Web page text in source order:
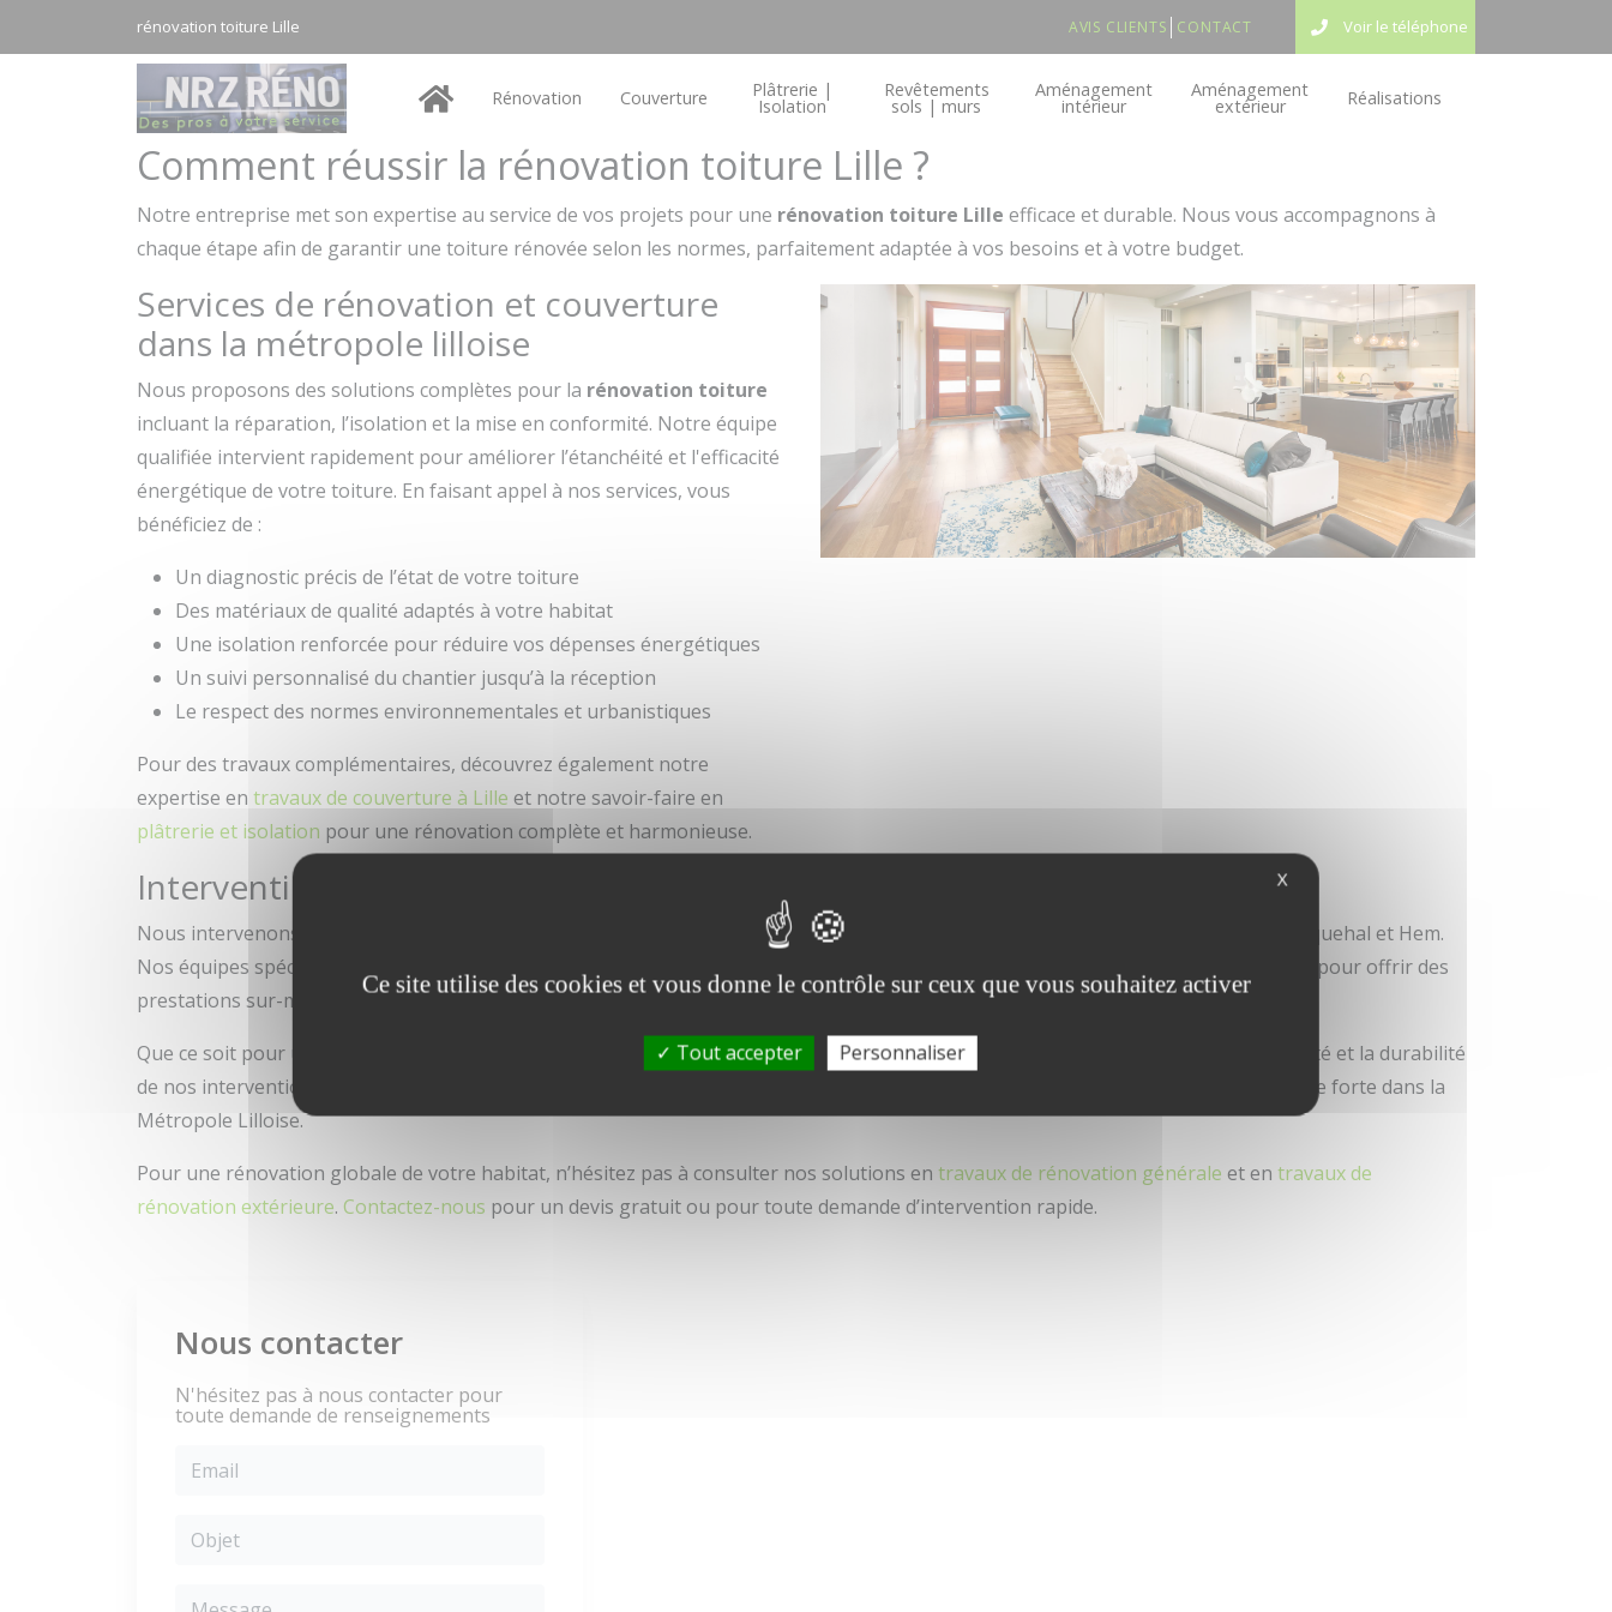
rénovation toiture Lille AVIS CLIENTS CONTACT Voir le téléphone
Rénovation Couverture Plâtrerie |
Isolation
Revêtements
sols | murs
Aménagement
intérieur
Aménagement
extérieur Réalisations
Comment réussir la rénovation toiture Lille ?
Notre entreprise met son expertise au service de vos projets pour une rénovation toiture Lille efficace et durable. Nous vous accompagnons à
chaque étape afin de garantir une toiture rénovée selon les normes, parfaitement adaptée à vos besoins et à votre budget.
Services de rénovation et couverture
dans la métropole lilloise
Nous proposons des solutions complètes pour la rénovation toiture
incluant la réparation, l’isolation et la mise en conformité. Notre équipe
qualifiée intervient rapidement pour améliorer l’étanchéité et l'efficacité
énergétique de votre toiture. En faisant appel à nos services, vous
bénéficiez de :
Un diagnostic précis de l’état de votre toiture
Des matériaux de qualité adaptés à votre habitat
Une isolation renforcée pour réduire vos dépenses énergétiques
Un suivi personnalisé du chantier jusqu’à la réception
Le respect des normes environnementales et urbanistiques
Pour des travaux complémentaires, découvrez également notre
expertise en travaux de couverture à Lille et notre savoir-faire en
plâtrerie et isolation pour une rénovation complète et harmonieuse.
Interventions en rénovation toiture autour de Lille et sa métropole
Nous intervenons dans tout le secteur de la
et ses environs, notamment à Mouvaux, Croix, Ronchin, Wasquehal et Hem.
Nos équipes spécialisées en
s’adaptent à chaque contexte local pour offrir des
prestations sur-mesure.
Que ce soit pour une
ou uneréparation de couverture à Wasquehal
, nous garantissons la qualité et la durabilité
de nos interventions. Nous desservons également Bondues, Wambrechies, Halluin et Mons-en-Barœul, assurant ainsi une présence forte dans la
Métropole Lilloise.
Pour une rénovation globale de votre habitat, n’hésitez pas à consulter nos solutions en travaux de rénovation générale et en travaux de
rénovation extérieure. Contactez-nous pour un devis gratuit ou pour toute demande d’intervention rapide.
Nous contacter
N'hésitez pas à nous contacter pour
toute demande de renseignements
Panneau de gestion des cookies
X
Ce site utilise des cookies et vous donne le contrôle sur ceux que vous souhaitez activer
Tout accepter Personnaliser